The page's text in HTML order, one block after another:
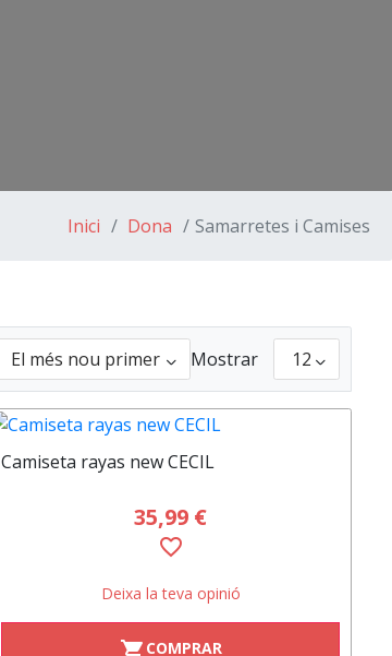
Inici Dona Samarretes i Camises
Mostrar
Camiseta rayas new CECIL
35,99 €
favorite_border
Deixa la teva opinió
COMPRAR